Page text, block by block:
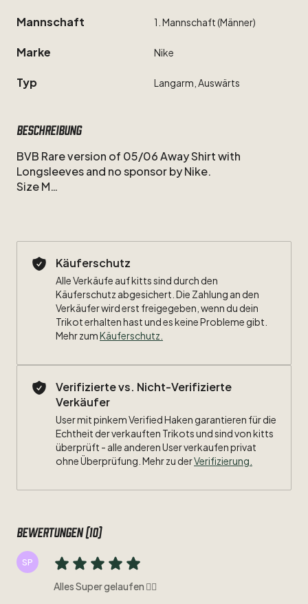
Mannschaft 1. Mannschaft(Männer)
Marke Nike
Typ Langarm, Auswärts
Beschreibung
BVB Rareversion of 05​/​06AwayShirtwith
Longsleevesand nosponsorbyNike.
SizeM
Käuferschutz
Alle Verkäufe auf kitts sind durch den
Käuferschutz abgesichert. Die Zahlung an den
Verkäufer wird erst freigegeben, wenn du dein
Trikot erhalten hast und es keine Probleme gibt.
Mehr zumKäuferschutz
Verifizierte vs. Nicht-Verifizierte
Verkäufer
User mit pinkem Verified Haken garantieren für die
Echtheit der verkauften Trikots und sind von kitts
überprüft - alle anderen User verkaufen privat
ohne Überprüfung. Mehr zu derVerifizierung.
Bewertungen (10)
SP
Alles Super gelaufen 👍🏻